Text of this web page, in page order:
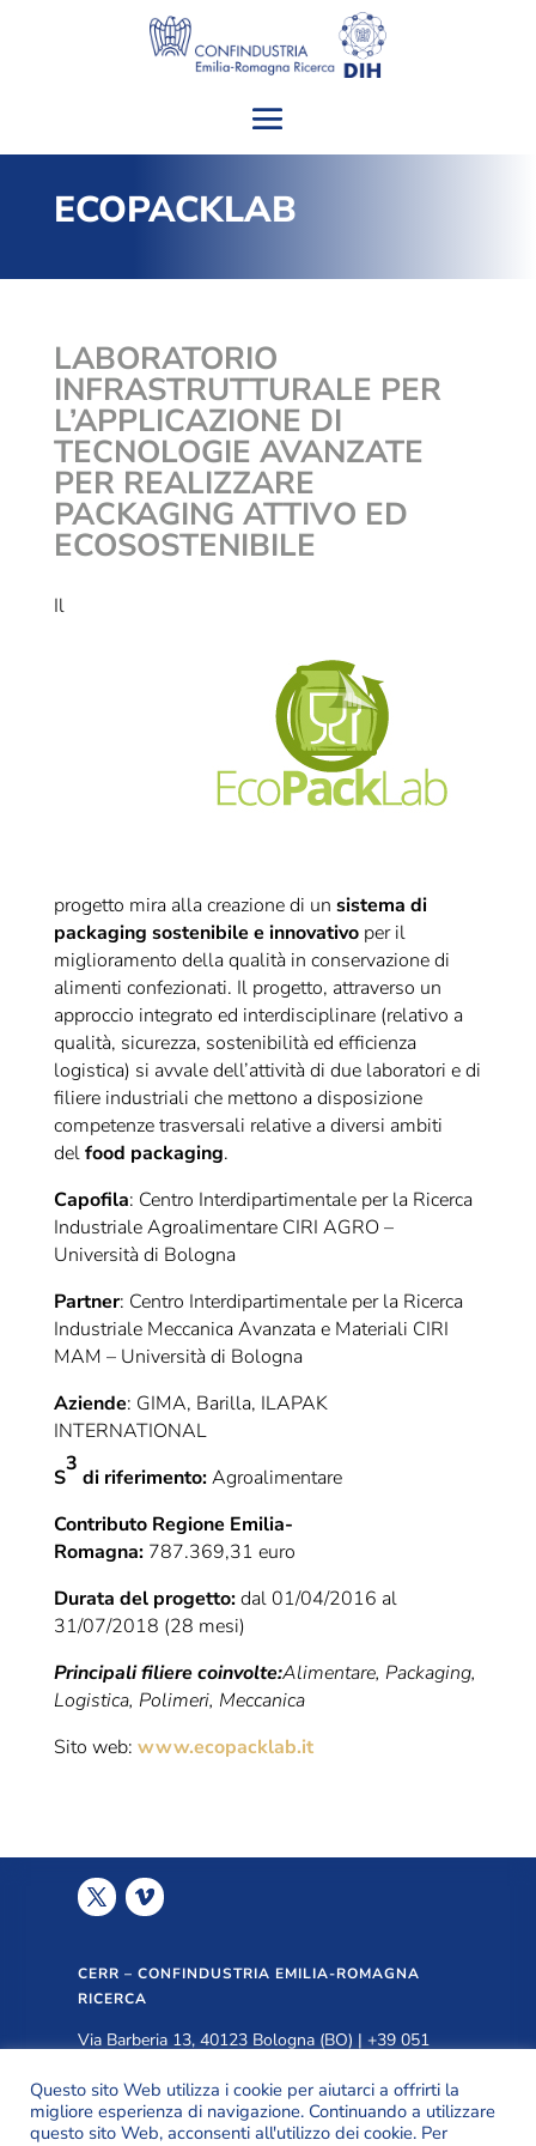
ECOPACKLAB
LABORATORIO
INFRASTRUTTURALE PER
L’APPLICAZIONE DI
TECNOLOGIE AVANZATE
PER REALIZZARE
PACKAGING ATTIVO ED
ECOSOSTENIBILE
Il
progetto mira alla creazione di un sistema di
packaging sostenibile e innovativoper il
miglioramento della qualità in conservazione di
alimenti confezionati. Il progetto, attraverso un
approccio integrato ed interdisciplinare (relativo a
qualità, sicurezza, sostenibilità ed efficienza
logistica) si avvale dell’attività di due laboratori e di
filiere industriali che mettono a disposizione
competenze trasversali relative a diversi ambiti
delfood packaging.
Capofila: Centro Interdipartimentale per la Ricerca
Industriale Agroalimentare CIRI AGRO –
Università di Bologna
Partner: Centro Interdipartimentale per la Ricerca
Industriale Meccanica Avanzata e Materiali CIRI
MAM – Università di Bologna
Aziende: GIMA, Barilla, ILAPAK
INTERNATIONAL
S
3
di riferimento:Agroalimentare
Contributo Regione Emilia-
Romagna:787.369,31 euro
Durata del progetto:dal 01/04/2016 al
31/07/2018 (28 mesi)
Principali filiere coinvolte:Alimentare, Packaging,
Logistica, Polimeri, Meccanica
Sito web: www.ecopacklab.it
CERR – CONFINDUSTRIA EMILIA-ROMAGNA
RICERCA
Via Barberia 13, 40123 Bologna (BO) | +39 051
PRIVACY POLICY
Questo sito Web utilizza i cookie per aiutarci a offrirti la
migliore esperienza di navigazione. Continuando a utilizzare
questo sito Web, acconsenti all'utilizzo dei cookie. Per